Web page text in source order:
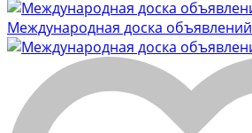
Международная доска объявлений